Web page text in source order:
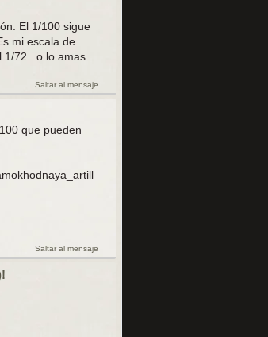
El 1/100 sigue
mi escala de
1/72...o lo amas
Saltar al mensaje
que pueden
Saltar al mensaje